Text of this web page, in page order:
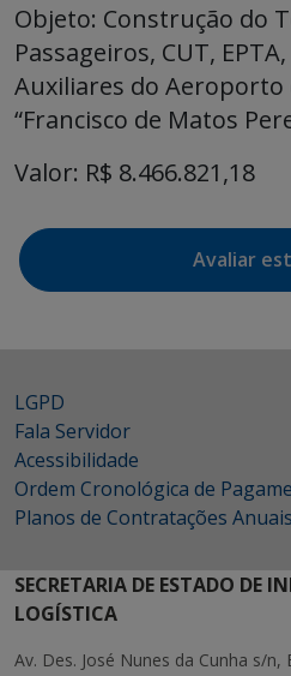
Objeto: Construção do
Passageiros, CUT,
Auxiliares do Aeroporto
“Francisco de Matos
Valor: R$ 8.466.821,18
Avaliar
LGPD
Fala Servidor
Acessibilidade
Ordem Cronológica de
Planos de Contratações Anuais
SECRETARIA DE ESTADO DE
LOGÍSTICA
Av. Des. José Nunes da Cunha s/n,